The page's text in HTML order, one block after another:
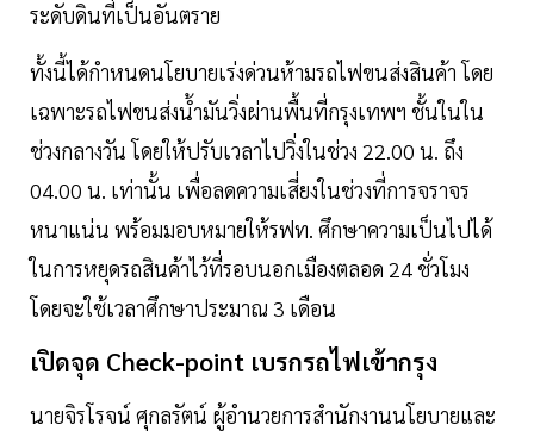
ระดับดินที่เป็นอันตราย
ทั้งนี้ได้กำหนดนโยบายเร่งด่วนห้ามรถไฟขนส่งสินค้า โดย
เฉพาะรถไฟขนส่งน้ำมันวิ่งผ่านพื้นที่กรุงเทพฯ ชั้นในใน
ช่วงกลางวัน โดยให้ปรับเวลาไปวิ่งในช่วง 22.00 น. ถึง
04.00 น. เท่านั้น เพื่อลดความเสี่ยงในช่วงที่การจราจร
หนาแน่น พร้อมมอบหมายให้รฟท. ศึกษาความเป็นไปได้
ในการหยุดรถสินค้าไว้ที่รอบนอกเมืองตลอด 24 ชั่วโมง
โดยจะใช้เวลาศึกษาประมาณ 3 เดือน
เปิดจุด Check-point เบรกรถไฟเข้ากรุง
นายจิรโรจน์ ศุกลรัตน์ ผู้อำนวยการสำนักงานนโยบายและ